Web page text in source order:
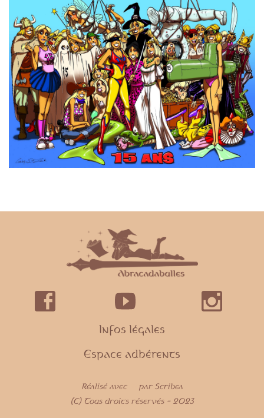
Infos légales
Espace adhérents
Réalisé avec
par Scribea
(C) Tous droits réservés - 2023